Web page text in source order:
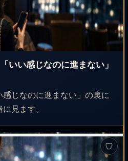
いい感じなのに進まない」
じなのに進まない」の裏に
見ます。
♡